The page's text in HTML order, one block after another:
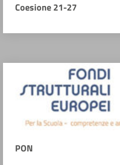
Coesione 21-27
PON